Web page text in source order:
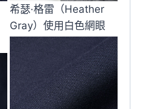
希瑟·格雷（Heather
Gray）使用白色網眼